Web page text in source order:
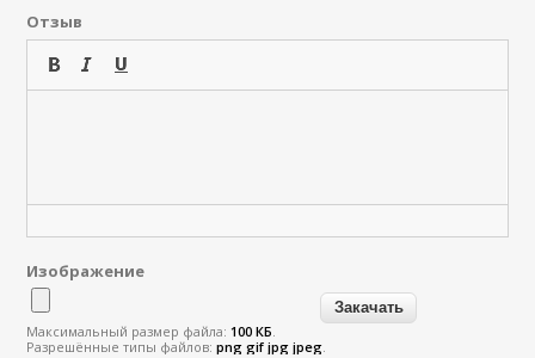
Отзыв
Изображение
Максимальный размер файла:100 КБ.
Разрешённые типы файлов:png gif jpg jpeg.